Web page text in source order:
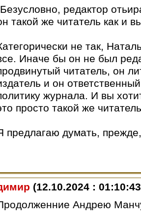
редактор
такой же читатель как и
не так,
Иначе бы он не был
читатель, он
и он
журнала. И вы
просто такой же
предлагаю думать,
(12.10.2024 :
Андрею